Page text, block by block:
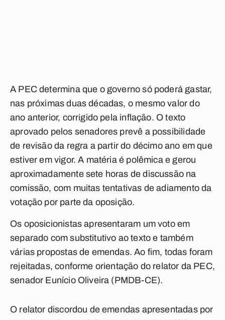
A PEC determina que o governo só poderá gastar,
nas próximas duas décadas, o mesmo valor do
ano anterior, corrigido pela inflação. O texto
aprovado pelos senadores prevê a possibilidade
de revisão da regra a partir do décimo ano em que
estiver em vigor. A matéria é polêmica e gerou
aproximadamente sete horas de discussão na
comissão, com muitas tentativas de adiamento da
votação por parte da oposição.
Os oposicionistas apresentaram um voto em
separado com substitutivo ao texto e também
várias propostas de emendas. Ao fim, todas foram
rejeitadas, conforme orientação do relator da PEC,
senador Eunício Oliveira (PMDB-CE).
O relator discordou de emendas apresentadas por